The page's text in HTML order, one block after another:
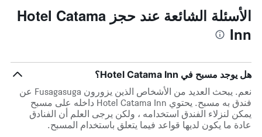
الأسئلة الشائعة عند حجز Hotel Catama
Inn
هل يوجد مسبح في Hotel Catama Inn؟
نعم. يبحث العديد من الأشخاص الذين يزورون Fusagasuga عن
فندق به مسبح. يحتوي Hotel Catama Inn داخله على مسبح
يمكن لنزلاء الفندق استخدامه ، ولكن يرجى العلم أن الفنادق
عادة ما يكون لديها قواعد فيما يتعلق باستخدام المسبح.